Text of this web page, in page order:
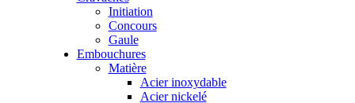
Initiation
Concours
Gaule
Embouchures
Matière
Acier inoxydable
Acier nickelé